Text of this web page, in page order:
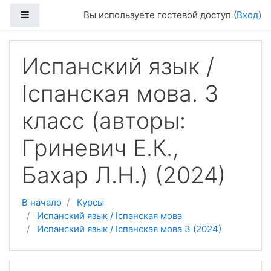
Боковая панельВы используете гостевой доступ (Вход)
Испанский язык /
Іспанская мова. 3
класс (авторы:
Гриневич Е.К.,
Бахар Л.Н.) (2024)
В начало
Курсы
Испанский язык / Іспанская мова
Испанский язык / Іспанская мова 3 (2024)